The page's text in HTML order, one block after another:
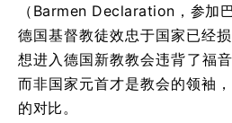
（Barmen Declaration，参加
德国基督教徒效忠于国家已经
想进入德国新教教会违背了福
而非国家元首才是教会的领袖
的对比。